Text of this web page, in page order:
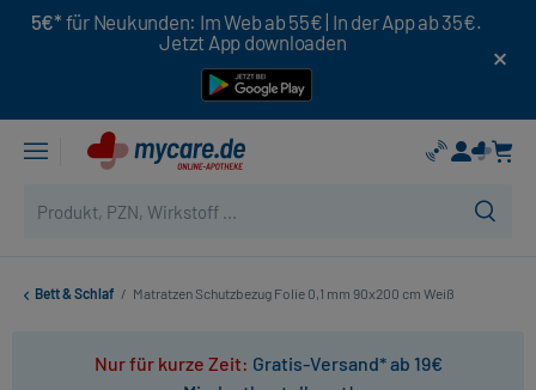
5€* für Neukunden: Im Web ab 55€ | In der App ab 35€.
Jetzt App downloaden
Bett & Schlaf / Matratzen Schutzbezug Folie 0,1 mm 90x200 cm Weiß
Nur für kurze Zeit: Gratis-Versand* ab 19€